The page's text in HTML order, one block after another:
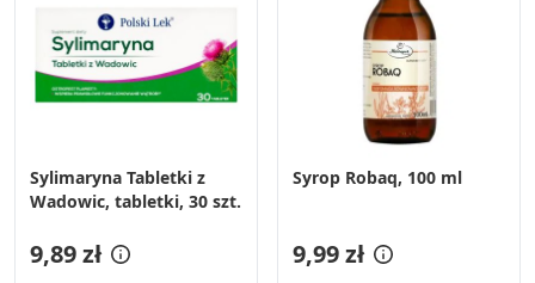
Sylimaryna Tabletki z
Wadowic, tabletki, 30 szt.
9,89 zł
Syrop Robaq, 100 ml
9,99 zł